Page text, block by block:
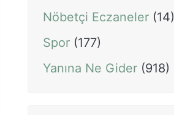
Nöbetçi Eczaneler (14)
Spor (177)
Yanına Ne Gider (918)